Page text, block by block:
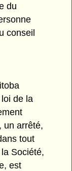
du
conseil
de la
un arrêté,
tout
Société,
est